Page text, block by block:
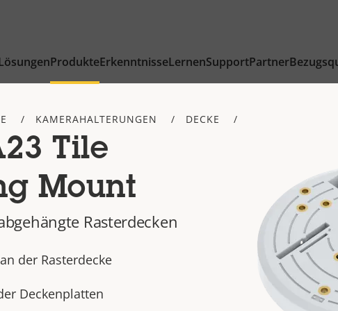
ProdukteErkenntnisseLernenSupportPartner
KAMERAHALTERUNGEN DECKE
Tile
Mount
Rasterdecken
der Rasterdecke
Deckenplatten